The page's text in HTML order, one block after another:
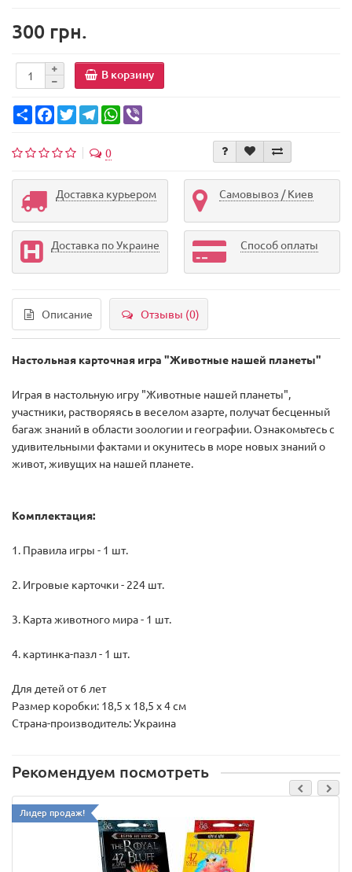
300 грн.
В корзину
Share FacebookTwitterTelegramWhatsApp
0
Доставка курьером Самовывоз / Киев
Доставка по Украине Способ оплаты
Описание Отзывы (0)
Настольная карточная игра "Животные нашей планеты"
Играя в настольную игру "Животные нашей планеты",
участники, растворяясь в веселом азарте, получат бесценный
багаж знаний в области зоологии и географии. Ознакомьтесь с
удивительными фактами и окунитесь в море новых знаний о
живот, живущих на нашей планете.
Комплектация:
1. Правила игры - 1 шт.
2. Игровые карточки - 224 шт.
3. Карта животного мира - 1 шт.
4. картинка-пазл - 1 шт.
Для детей от 6 лет
Размер коробки: 18,5 x 18,5 x 4 см
Страна-производитель: Украина
Рекомендуем посмотреть
Лидер продаж!